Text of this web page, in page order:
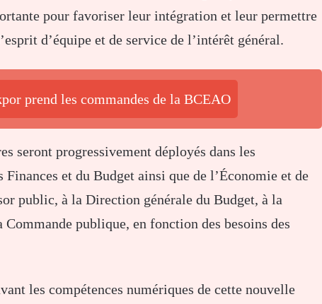
pour favoriser leur intégration et leur permettre
d’équipe et de service de l’intérêt général.
prend les commandes de la BCEAO
seront progressivement déployés dans les
et du Budget ainsi que de l’Économie et de
public, à la Direction générale du Budget, à la
publique, en fonction des besoins des
les compétences numériques de cette nouvelle